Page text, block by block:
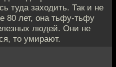
туда заходить. Так и не
80 лет, она тьфу-тьфу
людей. Они не
то умирают.